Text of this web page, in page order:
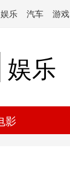
娱乐 汽车 游戏
娱乐
影